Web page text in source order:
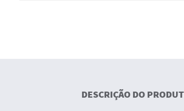
DESCRIÇÃO DO